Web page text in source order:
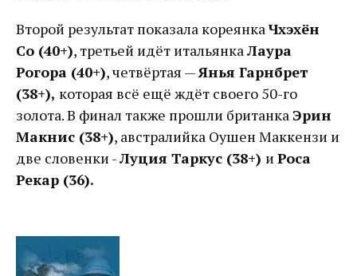
Второй результат показала кореянкаЧхэхён
Со (40+), третьей идёт итальянкаЛаура
Рогора (40+), четвёртая —Янья Гарнбрет
(38+), которая всё ещё ждёт своего 50-го
золота. В финал также прошли британкаЭрин
Макнис (38+), австралийка Оушен Маккензи и
две словенки -Луция Таркус (38+) и Роса
Рекар (36).